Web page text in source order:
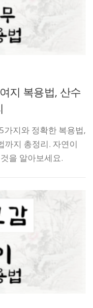
지 복용법, 산수
가지와 정확한 복용법,
까지 총정리. 자연이
을 알아보세요.